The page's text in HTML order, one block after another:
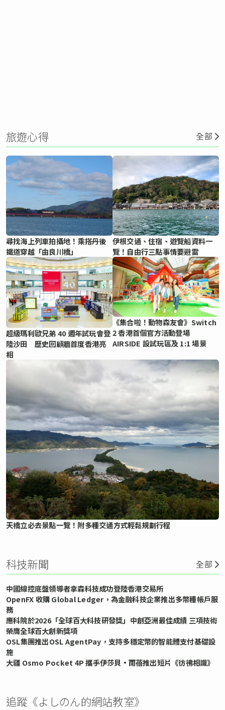
旅遊心得 全部
尋找海上列車拍攝地！乘搭丹後
鐵道穿越「由良川橋」
伊根交通、住宿、遊覽船資料一
覽！自由行三點事情要避雷
超級瑪利歐兄弟 40 週年試玩會登
陸沙田 歷史回顧牆首度香港亮
相
《集合啦！動物森友會》Switch
2 香港首個官方活動登場
AIRSIDE 設試玩區及 1:1 場景
天橋立必去景點一覽！附多種交通方式輕鬆規劃行程
科技新聞 全部
中國線控底盤領導者拿森科技成功登陸香港交易所
OpenFX 收購 Global Ledger，為金融科技企業推出多幣種帳戶服
務
應科院於2026「全球百大科技研發獎」中創亞洲最佳成績 三項技術
榮膺全球百大創新獎項
OSL集團推出OSL AgentPay，支持多穩定幣的智能體支付基礎設
施
大疆 Osmo Pocket 4P 攜手伊莎貝•雨蓓推出短片《彷彿相識》
追蹤《よしのん的網站教室》